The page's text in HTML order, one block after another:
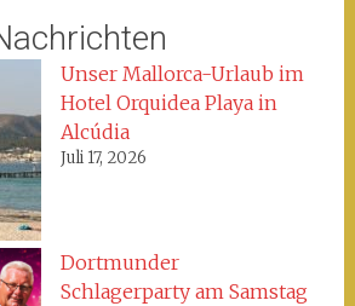
Unser Mallorca-Urlaub im
Hotel Orquidea Playa in
Alcúdia
Juli 17, 2026
Dortmunder
Schlagerparty am Samstag